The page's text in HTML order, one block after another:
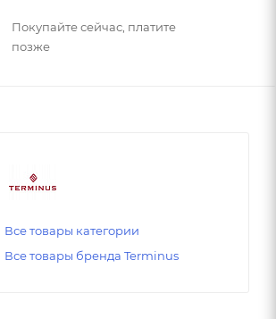
Покупайте сейчас, платите
позже
Все товары категории
Все товары бренда Terminus